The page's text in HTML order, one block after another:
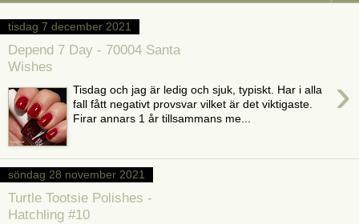
tisdag 7 december 2021
Depend 7 Day - 70004 Santa
Wishes
›
Tisdag och jag är ledig och sjuk, typiskt. Har i alla
fall fått negativt provsvar vilket är det viktigaste.
Firar annars 1 år tillsammans me...
söndag 28 november 2021
Turtle Tootsie Polishes -
Hatchling #10